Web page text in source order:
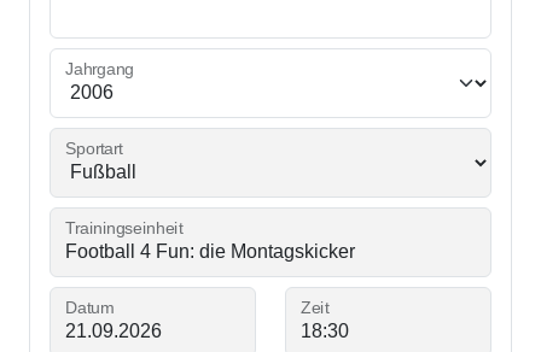
Jahrgang
Sportart
Trainingseinheit
Datum Zeit